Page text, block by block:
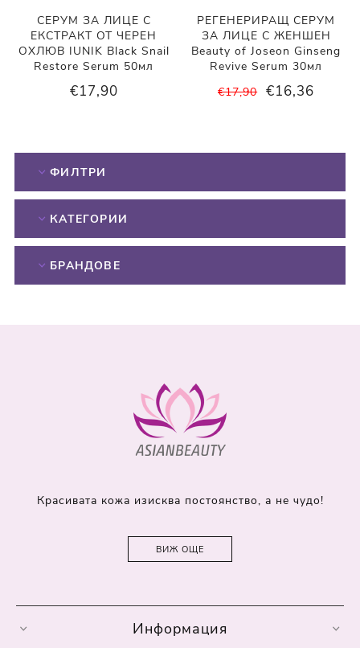
СЕРУМ ЗА ЛИЦЕ С
ЕКСТРАКТ ОТ ЧЕРЕН
ОХЛЮВ IUNIK Black Snail
Restore Serum 50мл
€17,90
РЕГЕНЕРИРАЩ СЕРУМ
ЗА ЛИЦЕ С ЖЕНШЕН
Beauty of Joseon Ginseng
Revive Serum 30мл
€17,90 €16,36
ФИЛТРИ
КАТЕГОРИИ
БРАНДОВЕ
Красивата кожа изисква постоянство, а не чудо!
ВИЖ ОЩЕ
Информация